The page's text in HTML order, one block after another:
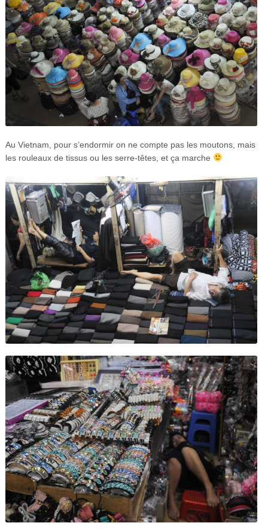
Au Vietnam, pour s’endormir on ne compte pas les moutons, mais
les rouleaux de tissus ou les serre-têtes, et ça marche